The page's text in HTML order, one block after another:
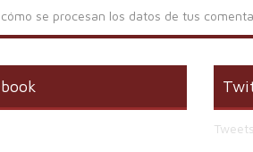
se procesan los datos de tus